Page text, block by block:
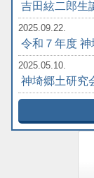
吉田絃二郎生
2025.09.22.
令和７年度 神
2025.05.10.
神埼郷土研究